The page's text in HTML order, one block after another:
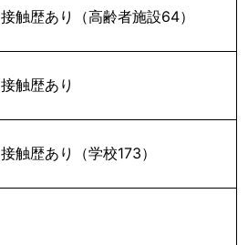
接触歴あり（高齢者施設64）
接触歴あり
接触歴あり（学校173）